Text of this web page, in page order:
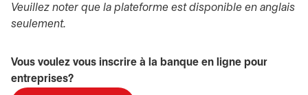
Veuillez noter que la plateforme est disponible en anglais
seulement.
Vous voulez vous inscrire à la banque en ligne pour
entreprises?